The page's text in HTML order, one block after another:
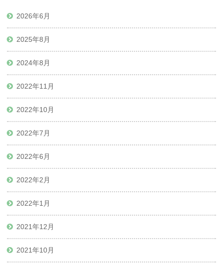
2026年6月
2025年8月
2024年8月
2022年11月
2022年10月
2022年7月
2022年6月
2022年2月
2022年1月
2021年12月
2021年10月